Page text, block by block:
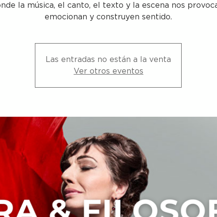
la música, el canto, el texto y la escena nos
emocionan y construyen sentido.
Las entradas no están a la venta
Ver otros eventos